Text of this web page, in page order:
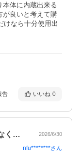
本体に内蔵出来る
が良いと考えて購
けなら十分使用出
告 いいね 0
バッテリーを一緒に購入をしていなく単品… 2026/6/30
nfu********さん